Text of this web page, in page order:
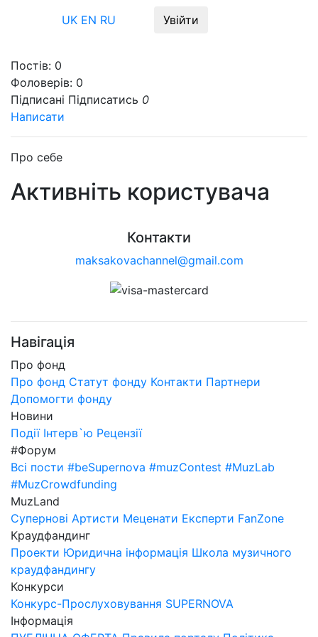
UK EN RU Увійти
Постів: 0
Фоловерів: 0
Підписані Підписатись 0
Написати
Про себе
Активніть користувача
Контакти
maksakovachannel@gmail.com
Навігація
Про фонд
Про фонд Статут фонду Контакти Партнери
Допомогти фонду
Новини
Події Інтерв`ю Рецензії
#Форум
Всі пости #beSupernova #muzContest #MuzLab
#MuzCrowdfunding
MuzLand
Супернові Артисти Меценати Експерти FanZone
Краудфандинг
Проекти Юридична інформація Школа музичного
краудфандингу
Конкурси
Конкурс-Прослуховування SUPERNOVA
Інформація